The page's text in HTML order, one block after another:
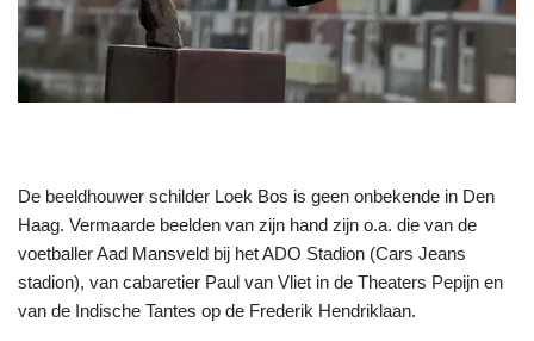
De beeldhouwer schilder Loek Bos is geen onbekende in Den
Haag. Vermaarde beelden van zijn hand zijn o.a. die van de
voetballer Aad Mansveld bij het ADO Stadion (Cars Jeans
stadion), van cabaretier Paul van Vliet in de Theaters Pepijn en
van de Indische Tantes op de Frederik Hendriklaan.